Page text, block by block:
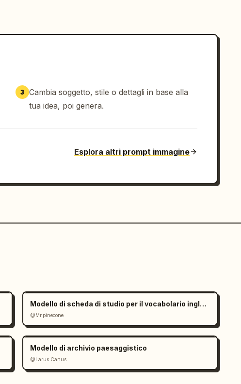
3 Cambia soggetto, stile o dettagli in base alla
tua idea, poi genera.
Esplora altri prompt immagine
Modello di scheda di studio per il vocabolario inglese
@Mr.pinecone
Modello di archivio paesaggistico
@Larus Canus